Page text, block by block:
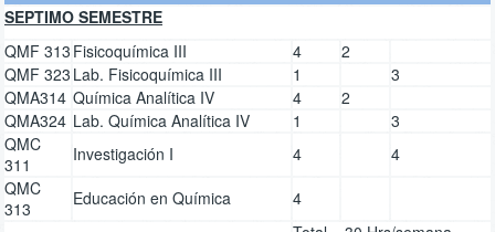
SEPTIMO SEMESTRE
QMF 313 Fisicoquímica III 4
2
QMF 323 Lab. Fisicoquímica III 1
3
QMA314 Química Analítica IV 4
2
QMA324 Lab. Química Analítica IV 1
3
QMC
311
Investigación I 4
4
QMC
313
Educación en Química
4